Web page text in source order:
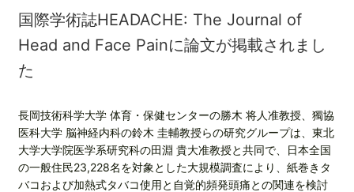
国際学術誌HEADACHE: The Journal of
Head and Face Painに論文が掲載されまし
た
長岡技術科学大学 体育・保健センターの勝木 将人准教授、獨協
医科大学 脳神経内科の鈴木 圭輔教授らの研究グループは、東北
大学大学院医学系研究科の田淵 貴大准教授と共同で、日本全国
の一般住民23,228名を対象とした大規模調査により、紙巻きタ
バコおよび加熱式タバコ使用と自覚的頻発頭痛との関連を検討